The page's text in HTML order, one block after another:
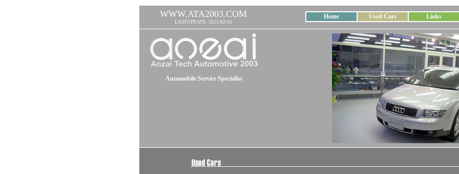
WWW.ATA2003.COM
LASTUPDATE: 2021/02/16
Home Used Cars Links
Automobile Service Specialist